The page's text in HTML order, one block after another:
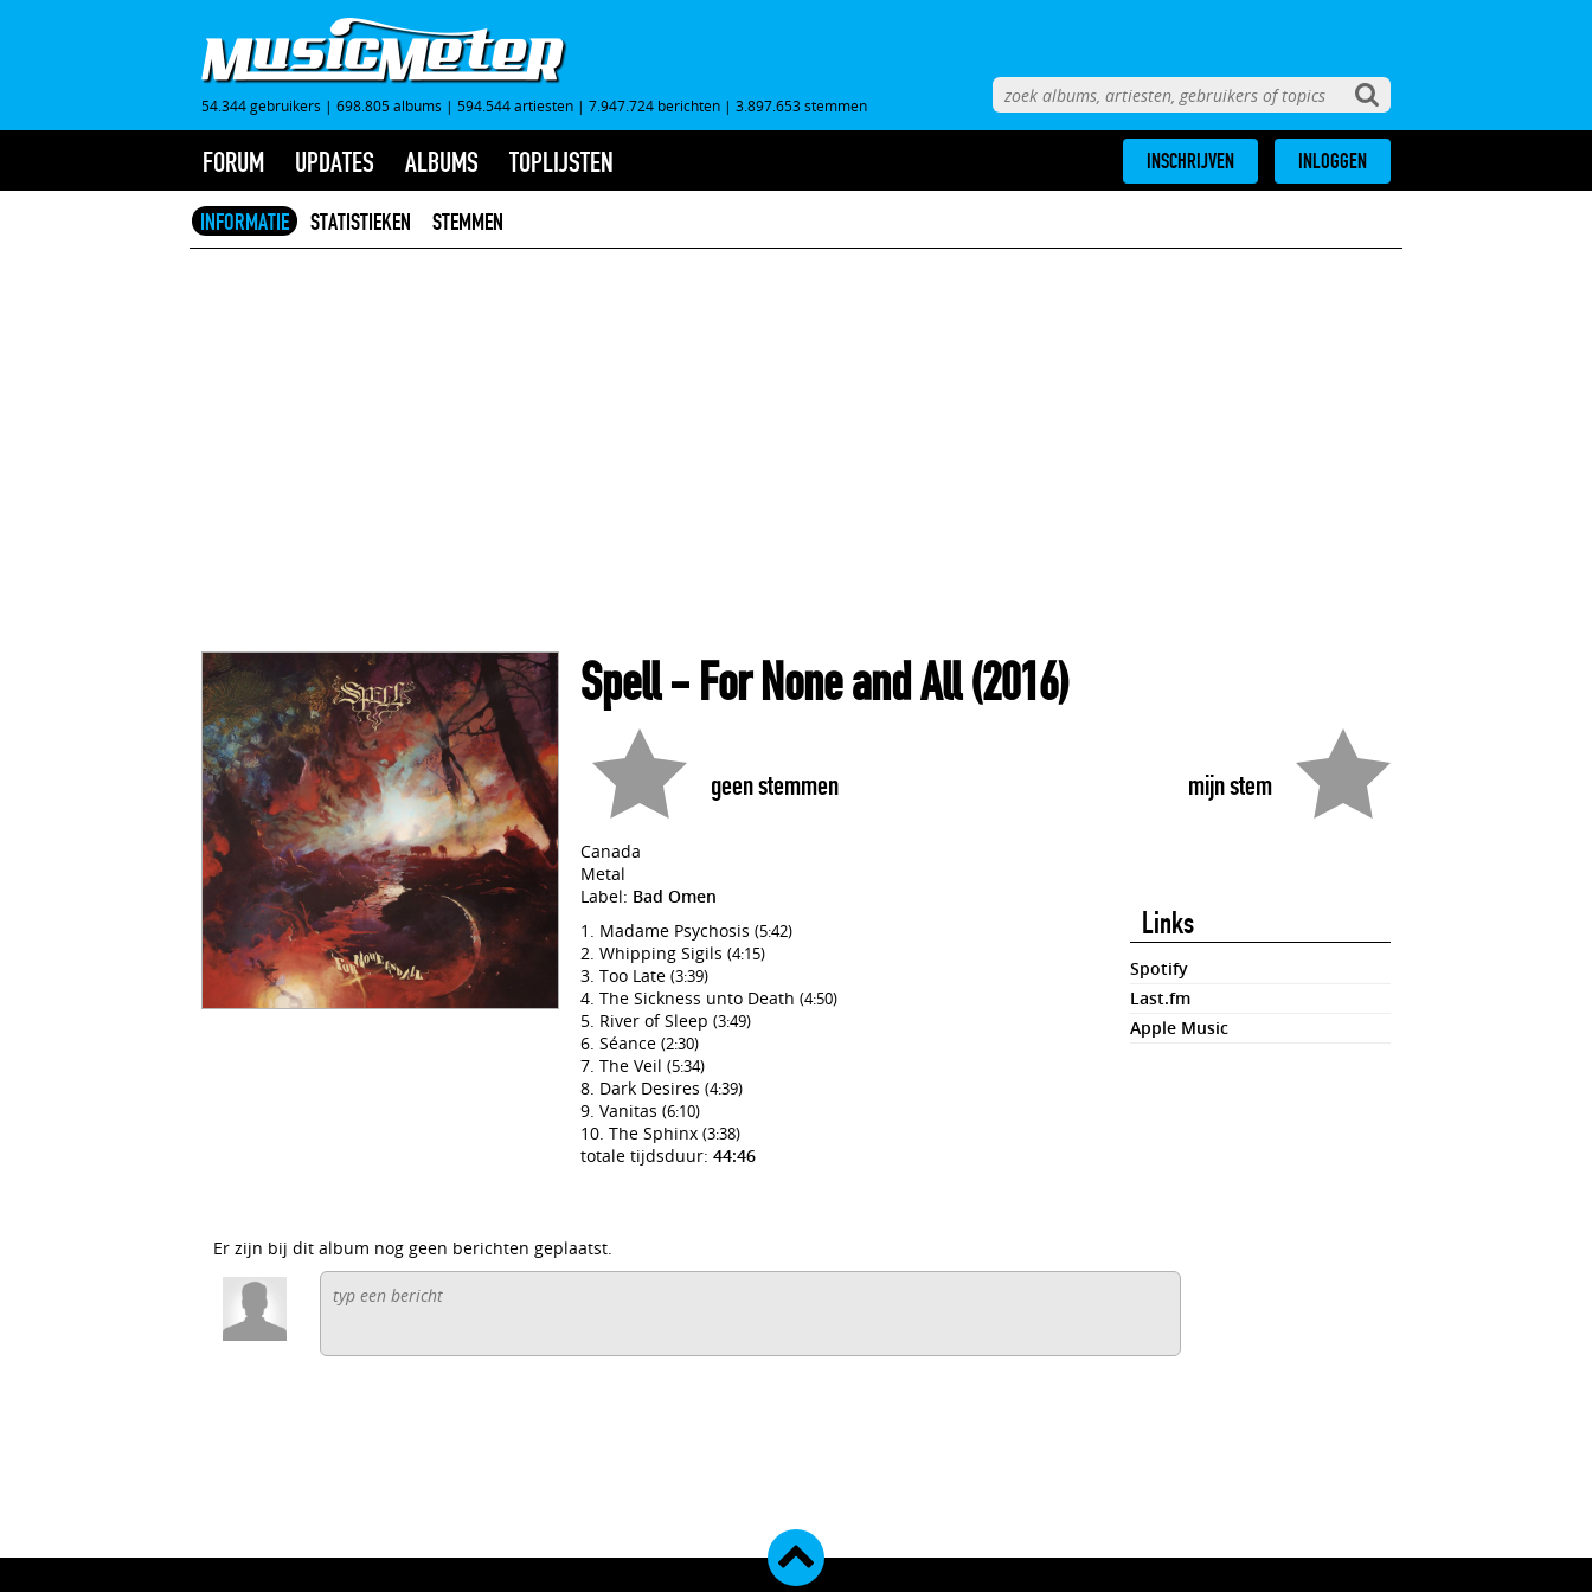
54.344 gebruikers | 698.805 albums | 594.544 artiesten | 7.947.724 berichten | 3.897.653 stemmen
FORUM UPDATES ALBUMS TOPLIJSTEN INSCHRIJVEN INLOGGEN
INFORMATIE STATISTIEKEN STEMMEN
Spell- For None and All(2016)
mijn stem
geen stemmen
Canada
Metal
Label: Bad Omen
Madame Psychosis (5:42)
Whipping Sigils (4:15)
Too Late (3:39)
The Sickness unto Death (4:50)
River of Sleep (3:49)
Séance (2:30)
The Veil (5:34)
Dark Desires (4:39)
Vanitas (6:10)
The Sphinx (3:38)
totale tijdsduur: 44:46
Links
Spotify
Last.fm
Apple Music
Er zijn bij dit album nog geen berichten geplaatst.